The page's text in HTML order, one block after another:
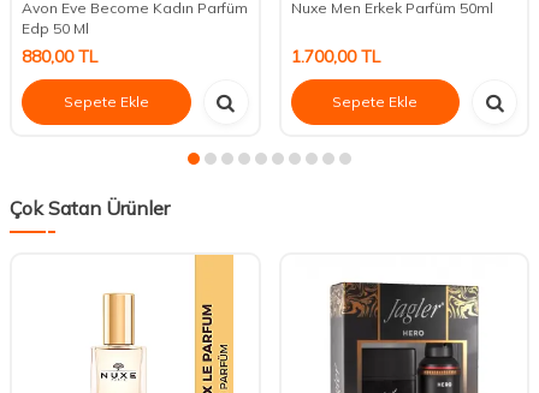
Avon Eve Become Kadın Parfüm
Edp 50 Ml
880,00TL
Sepete Ekle
Nuxe Men Erkek Parfüm 50ml
1.700,00TL
Sepete Ekle
Çok Satan Ürünler